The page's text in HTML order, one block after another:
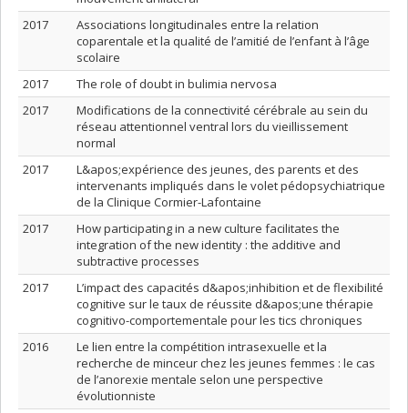
2017
Associations longitudinales entre la relation
coparentale et la qualité de l’amitié de l’enfant à l’âge
scolaire
2017
The role of doubt in bulimia nervosa
2017
Modifications de la connectivité cérébrale au sein du
réseau attentionnel ventral lors du vieillissement
normal
2017
L&apos;expérience des jeunes, des parents et des
intervenants impliqués dans le volet pédopsychiatrique
de la Clinique Cormier-Lafontaine
2017
How participating in a new culture facilitates the
integration of the new identity : the additive and
subtractive processes
2017
L’impact des capacités d&apos;inhibition et de flexibilité
cognitive sur le taux de réussite d&apos;une thérapie
cognitivo-comportementale pour les tics chroniques
2016
Le lien entre la compétition intrasexuelle et la
recherche de minceur chez les jeunes femmes : le cas
de l’anorexie mentale selon une perspective
évolutionniste